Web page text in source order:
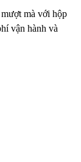
mà với hộp
vận hành và